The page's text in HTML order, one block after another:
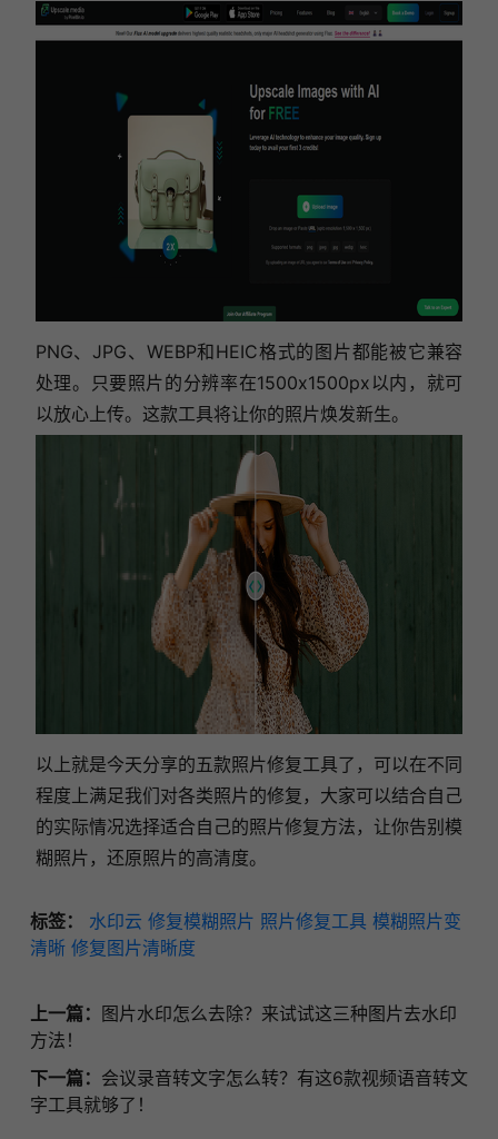
PNG、JPG、WEBP和HEIC格式的图片都能被它兼容
处理。只要照片的分辨率在1500x1500px以内，就可
以放心上传。这款工具将让你的照片焕发新生。
以上就是今天分享的五款照片修复工具了，可以在不同
程度上满足我们对各类照片的修复，大家可以结合自己
的实际情况选择适合自己的照片修复方法，让你告别模
糊照片，还原照片的高清度。
标签： 水印云 修复模糊照片 照片修复工具 模糊照片变
清晰 修复图片清晰度
上一篇： 图片水印怎么去除？来试试这三种图片去水印
方法！
下一篇： 会议录音转文字怎么转？有这6款视频语音转文
字工具就够了！